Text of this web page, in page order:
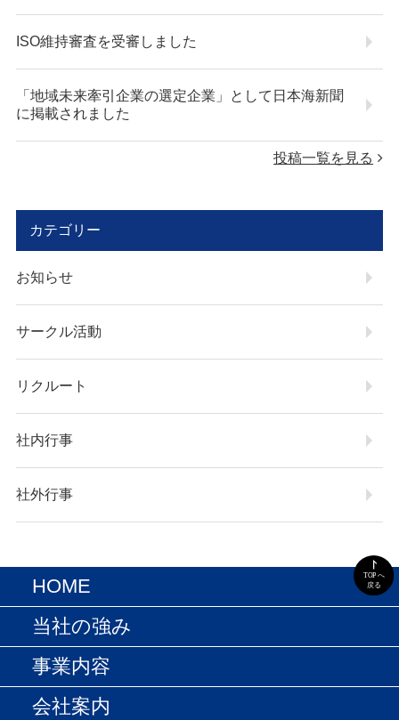
ISO維持審査を受審しました
「地域未来牽引企業の選定企業」として日本海新聞
に掲載されました
投稿一覧を見る
カテゴリー
お知らせ
サークル活動
リクルート
社内行事
社外行事
HOME
NEWS
当社の強み
一貫生産体制
事業内容
受託製造事業
会社案内